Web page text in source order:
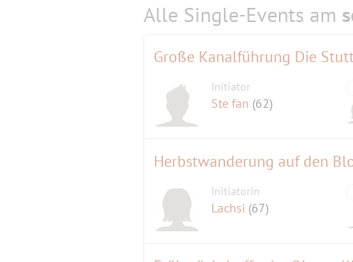
Alle Single-Events am
Große Kanalführung Die
Initiator
Ste fan (62)
Herbstwanderung auf den
Initiatorin
Lachsi (67)